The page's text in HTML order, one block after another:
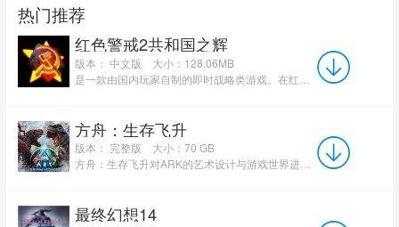
热门推荐
红色警戒2共和国之辉
版本： 中文版
大小：128.06MB
方舟：生存飞升
版本： 完整版
大小：70 GB
方舟：生存飞升对ARK的艺术设计与游戏世界进行了全面革新，并采用前沿的虚幻引擎5技术。该技术集成了全...
最终幻想14